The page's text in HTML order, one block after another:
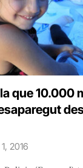
que 10.000
2016